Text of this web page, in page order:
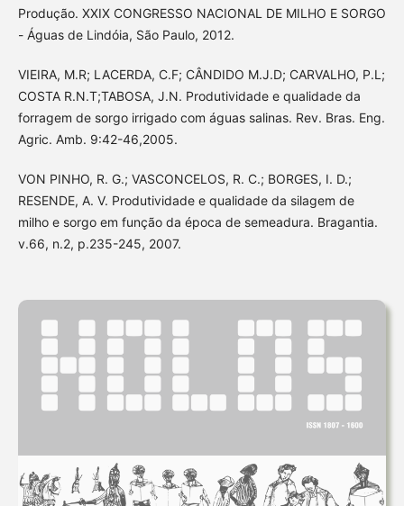
Produção. XXIX CONGRESSO NACIONAL DE MILHO E SORGO
- Águas de Lindóia, São Paulo, 2012.
VIEIRA, M.R; LACERDA, C.F; CÂNDIDO M.J.D; CARVALHO, P.L;
COSTA R.N.T;TABOSA, J.N. Produtividade e qualidade da
forragem de sorgo irrigado com águas salinas. Rev. Bras. Eng.
Agric. Amb. 9:42-46,2005.
VON PINHO, R. G.; VASCONCELOS, R. C.; BORGES, I. D.;
RESENDE, A. V. Produtividade e qualidade da silagem de
milho e sorgo em função da época de semeadura. Bragantia.
v.66, n.2, p.235-245, 2007.